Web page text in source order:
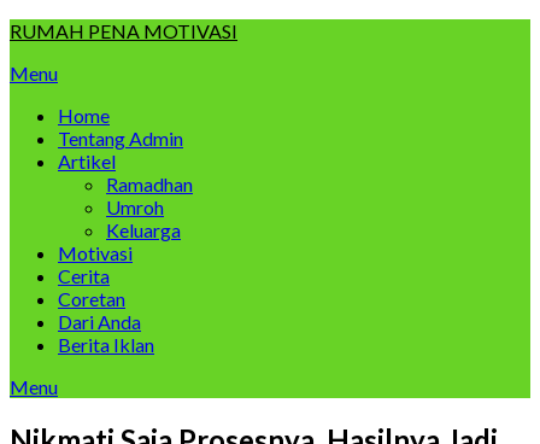
Skip
content
RUMAH PENA MOTIVASI
Menu
Home
Tentang Admin
Artikel
Ramadhan
Umroh
Keluarga
Motivasi
Cerita
Coretan
Dari Anda
Berita Iklan
Menu